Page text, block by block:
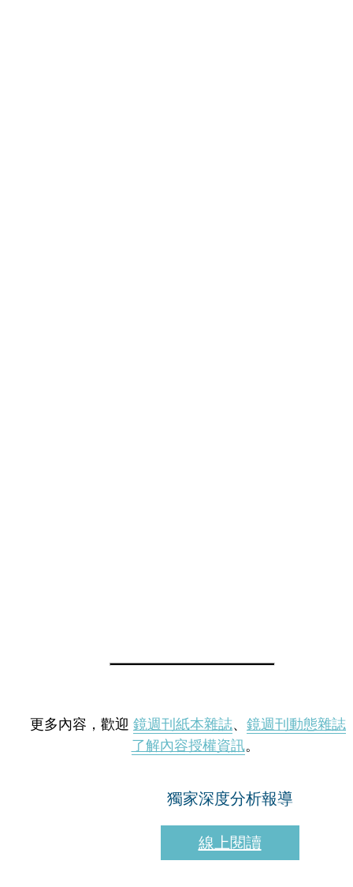
更多內容，歡迎 鏡週刊紙本雜誌、 鏡週刊動態雜誌
了解內容授權資訊。
獨家深度分析報導
線上閱讀